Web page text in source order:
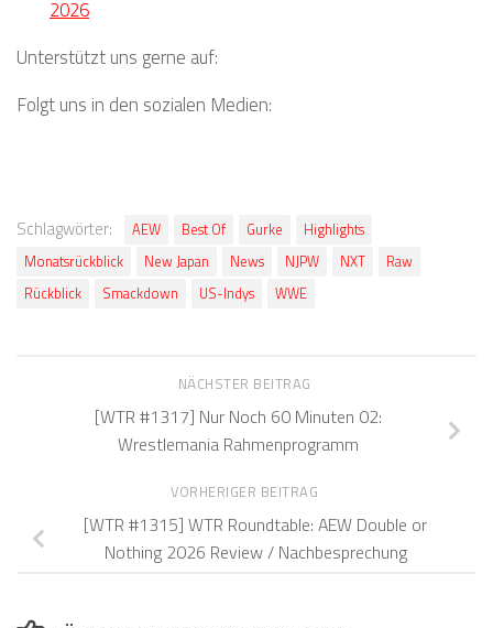
2026
Unterstützt uns gerne auf:
Folgt uns in den sozialen Medien:
Schlagwörter: AEW Best Of Gurke
Highlights
Monatsrückblick
New Japan News NJPW NXT
Raw
Rückblick
Smackdown US-Indys WWE
NÄCHSTER BEITRAG
[WTR #1317] Nur Noch 60 Minuten 02:
Wrestlemania Rahmenprogramm
VORHERIGER BEITRAG
[WTR #1315] WTR Roundtable: AEW Double or
Nothing 2026 Review / Nachbesprechung